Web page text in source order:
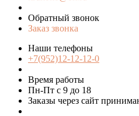
Обратный звонок
Заказ звонка
Наши телефоны
+7(952)12-12-12-0
Время работы
Пн-Пт с 9 до 18
Заказы через сайт